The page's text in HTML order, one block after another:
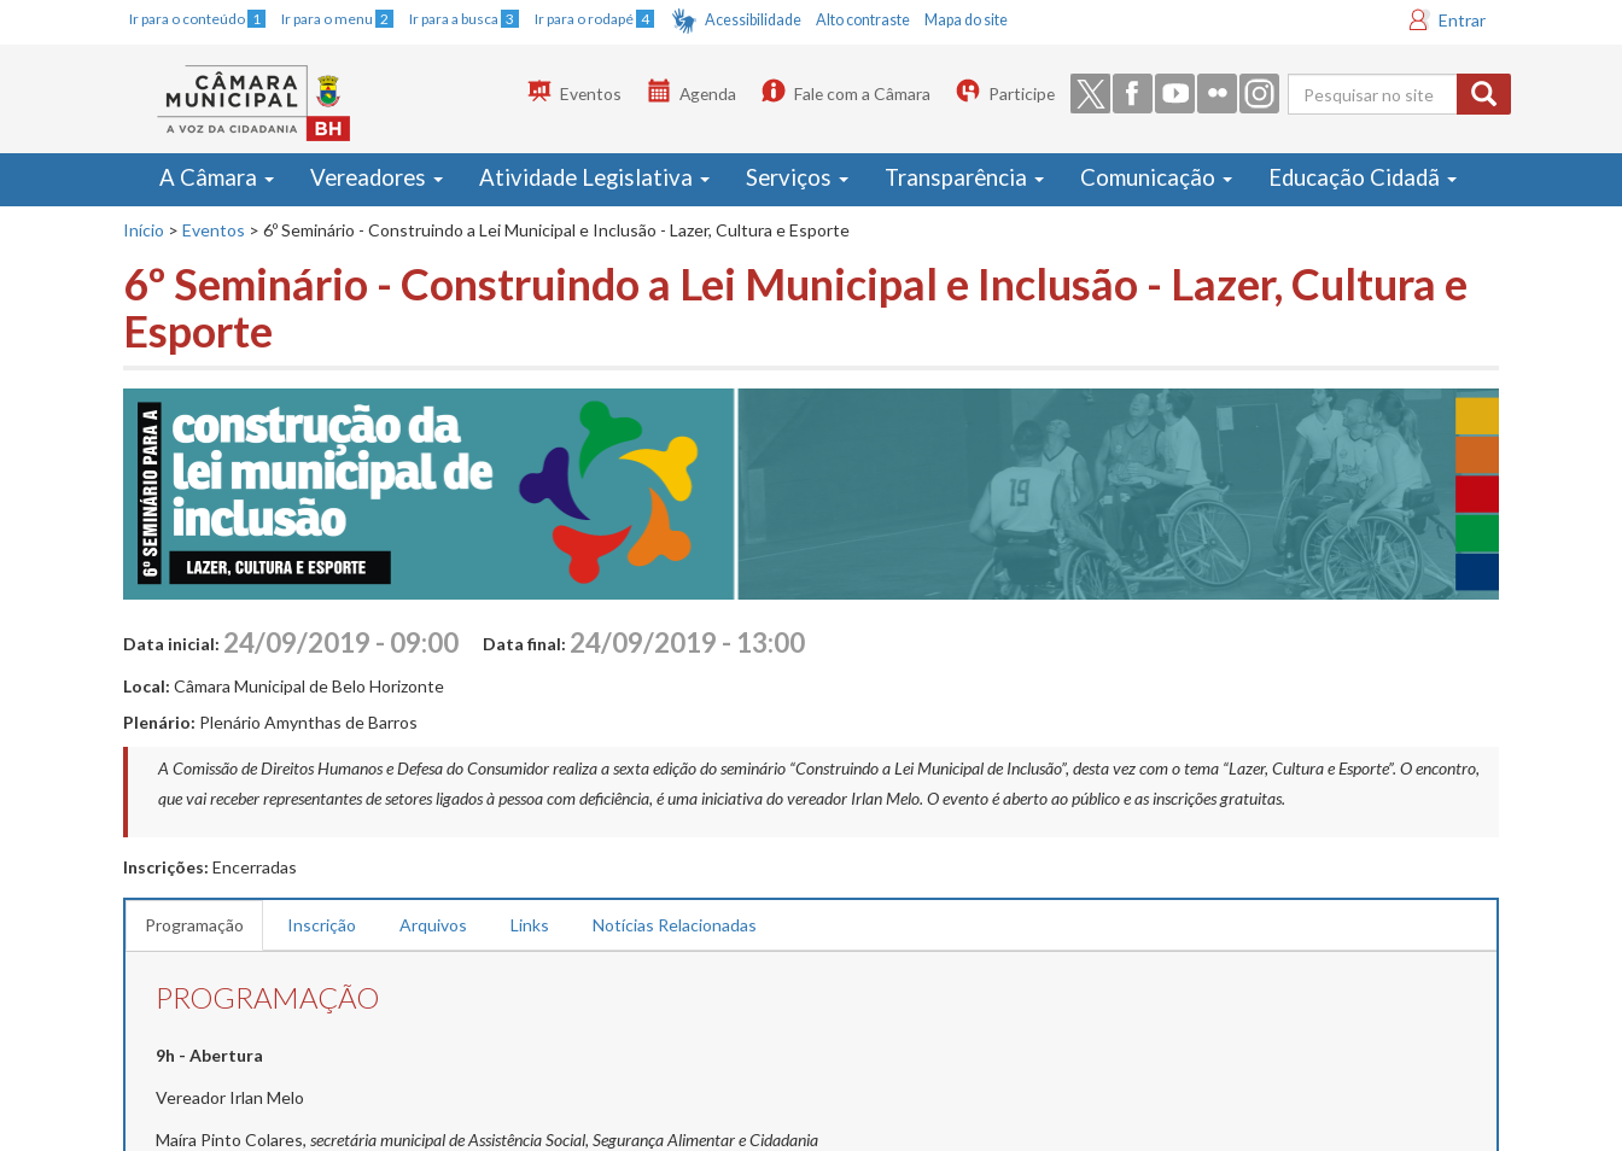
Ir para o conteúdo 1 Ir para o menu 2 Ir para a busca 3 Ir para o rodapé 4 Acessibilidade Alto contraste Mapa do site Entrar
Formulário
de busca
Eventos Agenda Fale com a Câmara Participe
A Câmara Vereadores Atividade Legislativa Serviços Transparência Comunicação Educação Cidadã
Início > Eventos > 6º Seminário - Construindo a Lei Municipal e Inclusão - Lazer, Cultura e Esporte
6º Seminário - Construindo a Lei Municipal e Inclusão - Lazer, Cultura e
Esporte
Data inicial: 24/09/2019 - 09:00 Data final: 24/09/2019 - 13:00
Local: Câmara Municipal de Belo Horizonte
Plenário: Plenário Amynthas de Barros
A Comissão de Direitos Humanos e Defesa do Consumidor realiza a sexta edição do seminário “Construindo a Lei Municipal de Inclusão”, desta vez com o tema “Lazer, Cultura e Esporte”. O encontro,
que vai receber representantes de setores ligados à pessoa com deficiência, é uma iniciativa do vereador Irlan Melo. O evento é aberto ao público e as inscrições gratuitas.
Inscrições: Encerradas
Programação Inscrição Arquivos Links Notícias Relacionadas
PROGRAMAÇÃO
9h - Abertura
Vereador Irlan Melo
Maíra Pinto Colares, secretária municipal de Assistência Social, Segurança Alimentar e Cidadania